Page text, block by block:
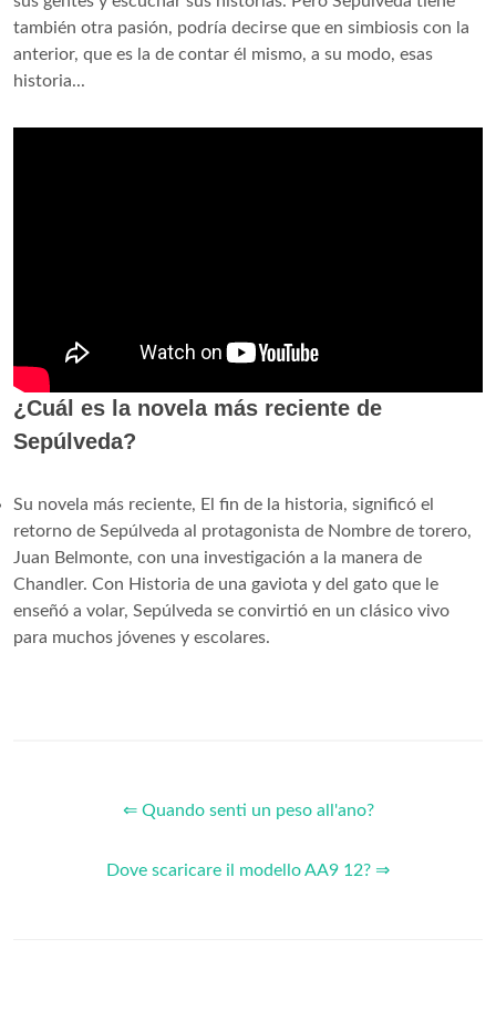
también otra pasión, podría decirse que en simbiosis con la
anterior, que es la de contar él mismo, a su modo, esas
historia...
¿Cuál es la novela más reciente de
Sepúlveda?
Su novela más reciente, El fin de la historia, significó el
retorno de Sepúlveda al protagonista de Nombre de torero,
Juan Belmonte, con una investigación a la manera de
Chandler. Con Historia de una gaviota y del gato que le
enseñó a volar, Sepúlveda se convirtió en un clásico vivo
para muchos jóvenes y escolares.
⇐ Quando senti un peso all'ano?
Dove scaricare il modello AA9 12? ⇒